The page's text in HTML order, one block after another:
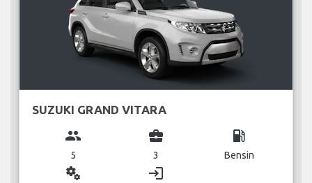
SUZUKI GRAND VITARA
group
5
business_center
3
local_gas_station
Bensin
miscellaneous_services login